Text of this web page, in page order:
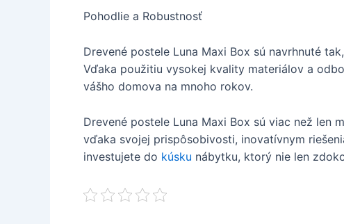
Pohodlie a Robustnosť
Drevené postele Luna Maxi Box sú navrhnuté
Vďaka použitiu vysokej kvality materiálov a
vášho domova na mnoho rokov.
Drevené postele Luna Maxi Box sú viac než len
vďaka svojej prispôsobivosti, inovatívnym
investujete do kúsku nábytku, ktorý nie len